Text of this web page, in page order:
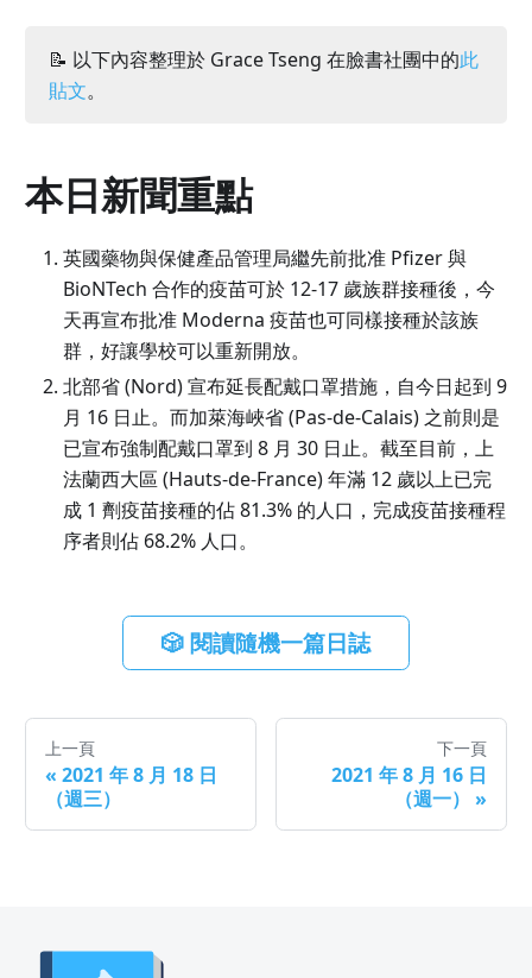
📝 以下內容整理於 Grace Tseng 在臉書社團中的此
貼文。
本日新聞重點
英國藥物與保健產品管理局繼先前批准 Pfizer 與
BioNTech 合作的疫苗可於 12-17 歲族群接種後，今
天再宣布批准 Moderna 疫苗也可同樣接種於該族
群，好讓學校可以重新開放。
北部省 (Nord) 宣布延長配戴口罩措施，自今日起到 9
月 16 日止。而加萊海峽省 (Pas-de-Calais) 之前則是
已宣布強制配戴口罩到 8 月 30 日止。截至目前，上
法蘭西大區 (Hauts-de-France) 年滿 12 歲以上已完
成 1 劑疫苗接種的佔 81.3% 的人口，完成疫苗接種程
序者則佔 68.2% 人口。
🎲 閱讀隨機一篇日誌
上一頁
« 2021 年 8 月 18 日
（週三）
下一頁
2021 年 8 月 16 日
（週一）
»